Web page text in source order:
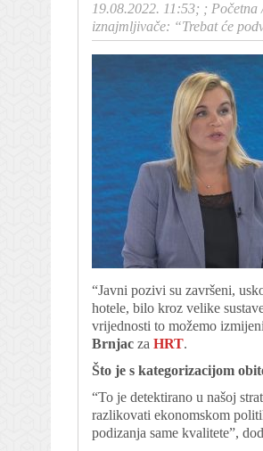
19.08.2022. 11:53; ; Početna
iznajmljivače: “Trebat će
“Javni pozivi su završeni,
hotele, bilo kroz velike
vrijednosti to možemo
Brnjac za HRT.
Što je s kategorizacijom
“To je detektirano u našoj
razlikovati ekonomskom
podizanja same kvalitete”,